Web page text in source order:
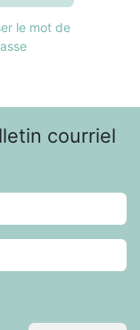
le mot de
courriel